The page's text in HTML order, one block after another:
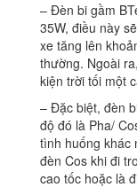
– Đèn bi gầm
35W, điều này
xe tăng lên
thường. Ngoài
kiện trời tối một
– Đặc biệt, đèn
độ đó là Pha/
tình huống khác
đèn Cos khi đi
cao tốc hoặc là